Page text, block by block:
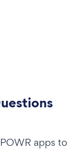
apps to